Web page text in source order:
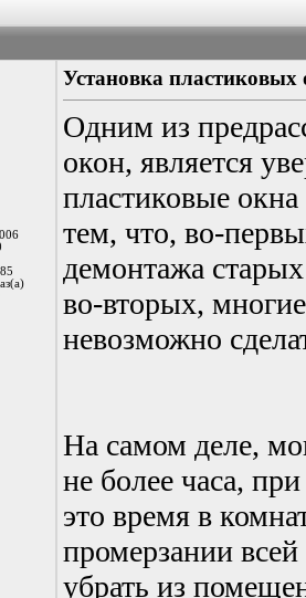
Установка пластиковых
Одним из
окон, является
пластиковые
тем, что, во-
демонтажа
во-вторых,
невозможно
На самом деле,
не более часа,
это время в
промерзании
убрать из